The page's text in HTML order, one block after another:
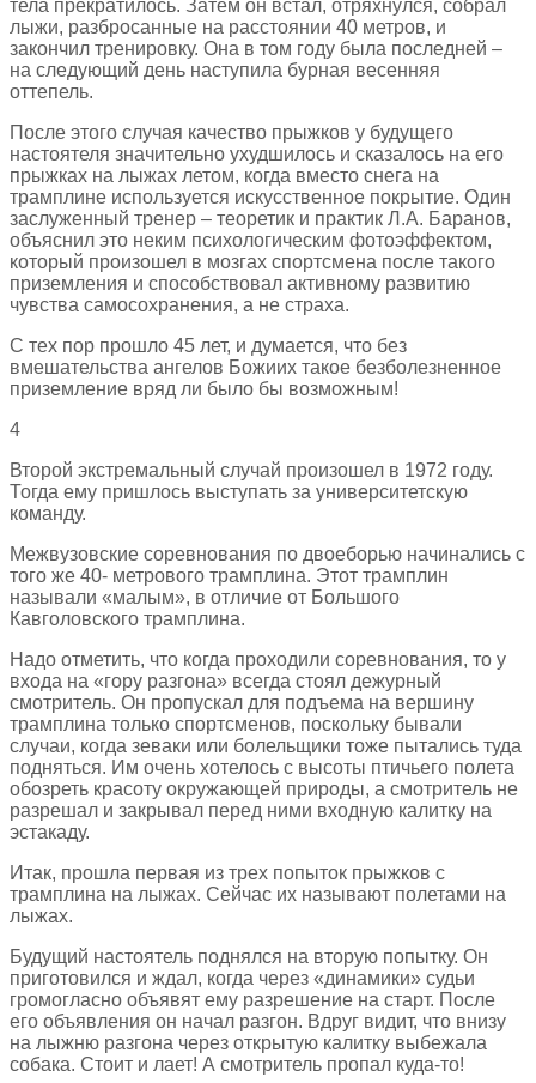
тела прекратилось. Затем он встал, отряхнулся, собрал
лыжи, разбросанные на расстоянии 40 метров, и
закончил тренировку. Она в том году была последней –
на следующий день наступила бурная весенняя
оттепель.
После этого случая качество прыжков у будущего
настоятеля значительно ухудшилось и сказалось на его
прыжках на лыжах летом, когда вместо снега на
трамплине используется искусственное покрытие. Один
заслуженный тренер – теоретик и практик Л.А. Баранов,
объяснил это неким психологическим фотоэффектом,
который произошел в мозгах спортсмена после такого
приземления и способствовал активному развитию
чувства самосохранения, а не страха.
С тех пор прошло 45 лет, и думается, что без
вмешательства ангелов Божиих такое безболезненное
приземление вряд ли было бы возможным!
4
Второй экстремальный случай произошел в 1972 году.
Тогда ему пришлось выступать за университетскую
команду.
Межвузовские соревнования по двоеборью начинались с
того же 40- метрового трамплина. Этот трамплин
называли «малым», в отличие от Большого
Кавголовского трамплина.
Надо отметить, что когда проходили соревнования, то у
входа на «гору разгона» всегда стоял дежурный
смотритель. Он пропускал для подъема на вершину
трамплина только спортсменов, поскольку бывали
случаи, когда зеваки или болельщики тоже пытались туда
подняться. Им очень хотелось с высоты птичьего полета
обозреть красоту окружающей природы, а смотритель не
разрешал и закрывал перед ними входную калитку на
эстакаду.
Итак, прошла первая из трех попыток прыжков с
трамплина на лыжах. Сейчас их называют полетами на
лыжах.
Будущий настоятель поднялся на вторую попытку. Он
приготовился и ждал, когда через «динамики» судьи
громогласно объявят ему разрешение на старт. После
его объявления он начал разгон. Вдруг видит, что внизу
на лыжню разгона через открытую калитку выбежала
собака. Стоит и лает! А смотритель пропал куда-то!